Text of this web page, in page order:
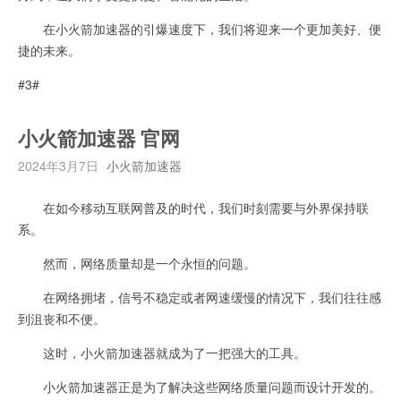
在小火箭加速器的引爆速度下，我们将迎来一个更加美好、便
捷的未来。
#3#
小火箭加速器 官网
2024年3月7日 小火箭加速器
在如今移动互联网普及的时代，我们时刻需要与外界保持联
系。
然而，网络质量却是一个永恒的问题。
在网络拥堵，信号不稳定或者网速缓慢的情况下，我们往往感
到沮丧和不便。
这时，小火箭加速器就成为了一把强大的工具。
小火箭加速器正是为了解决这些网络质量问题而设计开发的。